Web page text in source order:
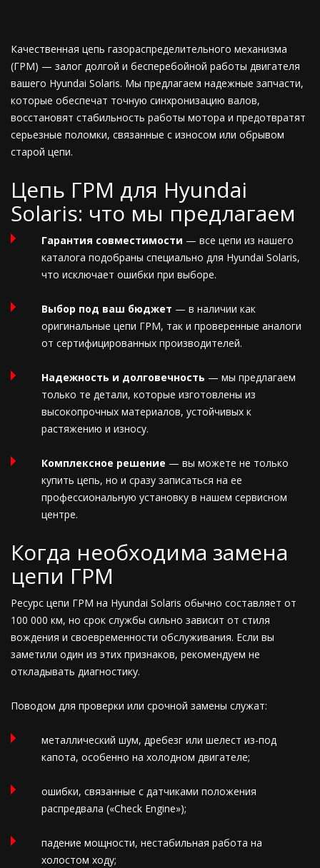
Качественная цепь газораспределительного механизма
(ГРМ) — залог долгой и бесперебойной работы двигателя
вашего Hyundai Solaris. Мы предлагаем надежные запчасти,
которые обеспечат точную синхронизацию валов,
восстановят стабильность работы мотора и предотвратят
серьезные поломки, связанные с износом или обрывом
старой цепи.
Цепь ГРМ для Hyundai
Solaris: что мы предлагаем
Гарантия совместимости — все цепи из нашего
каталога подобраны специально для Hyundai Solaris,
что исключает ошибки при выборе.
Выбор под ваш бюджет — в наличии как
оригинальные цепи ГРМ, так и проверенные аналоги
от сертифицированных производителей.
Надежность и долговечность — мы предлагаем
только те детали, которые изготовлены из
высокопрочных материалов, устойчивых к
растяжению и износу.
Комплексное решение — вы можете не только
купить цепь, но и сразу записаться на ее
профессиональную установку в нашем сервисном
центре.
Когда необходима замена
цепи ГРМ
Ресурс цепи ГРМ на Hyundai Solaris обычно составляет от
100 000 км, но срок службы сильно зависит от стиля
вождения и своевременности обслуживания. Если вы
заметили один из этих признаков, рекомендуем не
откладывать диагностику.
Поводом для проверки или срочной замены служат:
металлический шум, дребезг или шелест из-под
капота, особенно на холодном двигателе;
ошибки, связанные с датчиками положения
распредвала («Check Engine»);
падение мощности, нестабильная работа на
холостом ходу;